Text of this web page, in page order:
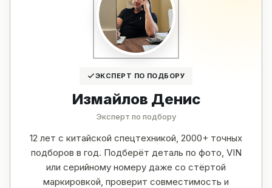
ЭКСПЕРТ ПО ПОДБОРУ
Измайлов Денис
Эксперт по подбору
12 лет с китайской спецтехникой, 2000+ точных
подборов в год. Подберёт деталь по фото, VIN
или серийному номеру даже со стёртой
маркировкой, проверит совместимость и